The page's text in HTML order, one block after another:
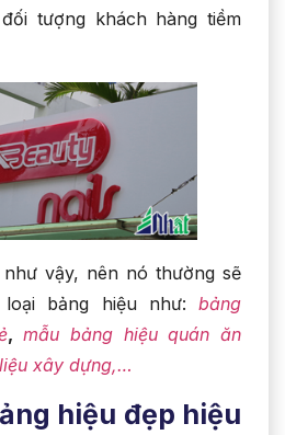
tượng khách hàng tiềm
vậy, nên nó thường sẽ
bảng hiệu như: bảng
, mẫu bảng hiệu quán ăn
xây dựng,…
hiệu đẹp hiệu